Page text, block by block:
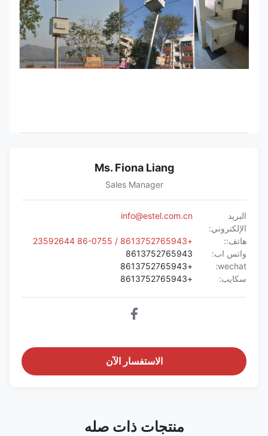
Ms. Fiona Liang
Sales Manager
البريد
الإلكتروني:
info@estel.com.cn
هاتف::
+8613752765943 / 86-0755 23592644
واتس اب:
8613752765943
wechat:
+8613752765943
سكايب:
+8613752765943
الاستفسار الآن
منتجات ذات صله